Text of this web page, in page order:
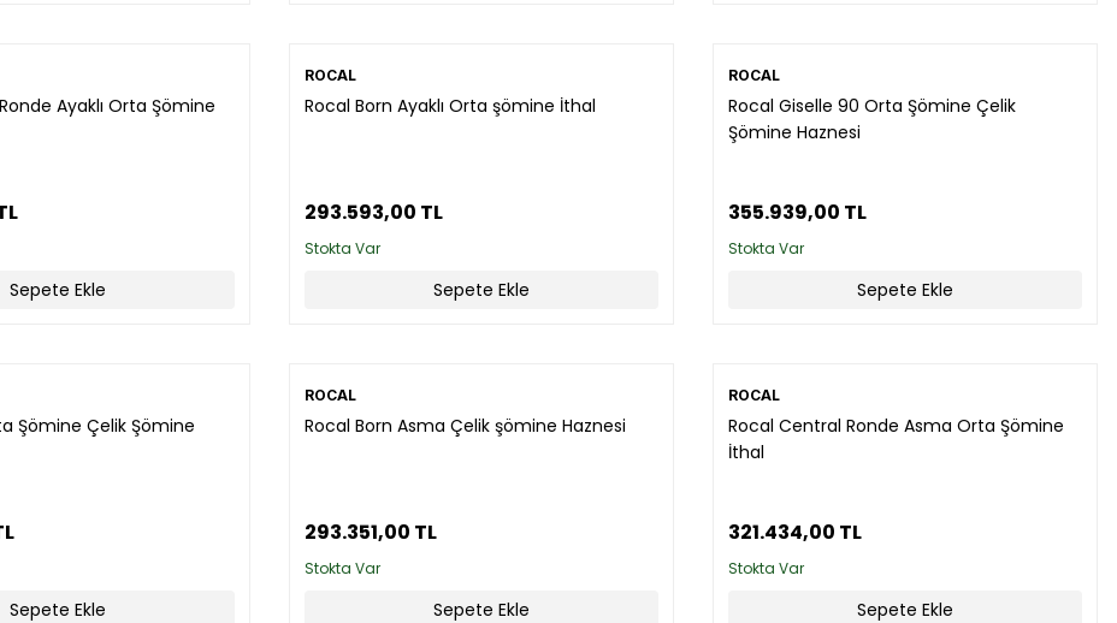
Ayaklı Orta Şömine
Sepete Ekle
ROCAL
Rocal Born Ayaklı Orta şömine İthal
293.593,00 TL
Stokta Var
Sepete Ekle
ROCAL
Rocal Giselle 90 Orta Şömine Çelik
Şömine Haznesi
355.939,00 TL
Stokta Var
Sepete Ekle
Şömine Çelik Şömine
Sepete Ekle
ROCAL
Rocal Born Asma Çelik şömine Haznesi
293.351,00 TL
Stokta Var
Sepete Ekle
ROCAL
Rocal Central Ronde Asma Orta Şömine
İthal
321.434,00 TL
Stokta Var
Sepete Ekle